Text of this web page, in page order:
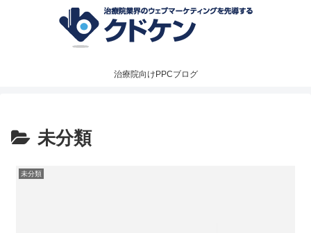
治療院向けPPCブログ
未分類
未分類